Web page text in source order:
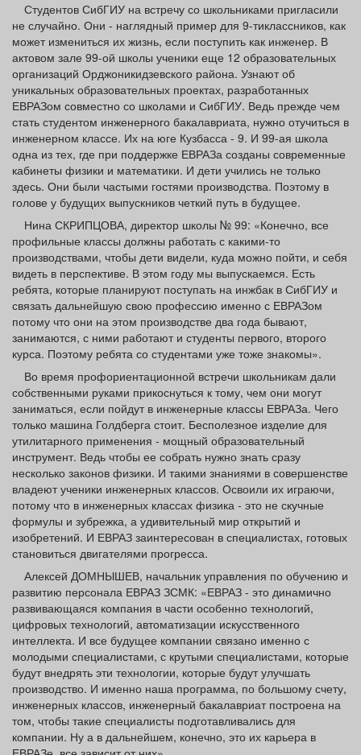
Студентов СибГИУ на встречу со школьниками пригласили
не случайно. Они - наглядный пример для 9-тиклассников, как
может измениться их жизнь, если поступить как инженер. В
актовом зале 99-ой школы ученики еще 12 образовательных
организаций Орджоникидзевского района. Узнают об
уникальных образовательных проектах, разработанных
ЕВРАЗом совместно со школами и СибГИУ. Ведь прежде чем
стать студентом инженерного бакалавриата, нужно отучиться в
инженерном классе. Их на юге Кузбасса - 9. И 99-ая школа
одна из тех, где при поддержке ЕВРАЗа созданы современные
кабинеты физики и математики. И дети учились не только
здесь. Они были частыми гостями производства. Поэтому в
голове у будущих выпускников четкий путь в будущее.
Нина СКРИПЦОВА, директор школы № 99: «Конечно, все
профильные классы должны работать с какими-то
производствами, чтобы дети видели, куда можно пойти, и себя
видеть в перспективе. В этом году мы выпускаемся. Есть
ребята, которые планируют поступать на инжбак в СибГИУ и
связать дальнейшую свою профессию именно с ЕВРАЗом
потому что они на этом производстве два года бывают,
занимаются, с ними работают и студенты первого, второго
курса. Поэтому ребята со студентами уже тоже знакомы».
Во время профориентационной встречи школьникам дали
собственными руками прикоснуться к тому, чем они могут
заниматься, если пойдут в инженерные классы ЕВРАЗа. Чего
только машина Голдберга стоит. Бесполезное изделие для
утилитарного применения - мощный образовательный
инструмент. Ведь чтобы ее собрать нужно знать сразу
несколько законов физики. И такими знаниями в совершенстве
владеют ученики инженерных классов. Освоили их играючи,
потому что в инженерных классах физика - это не скучные
формулы и зубрежка, а удивительный мир открытий и
изобретений. И ЕВРАЗ заинтересован в специалистах, готовых
становиться двигателями прогресса.
Алексей ДОМНЫШЕВ, начальник управления по обучению и
развитию персонала ЕВРАЗ ЗСМК: «ЕВРАЗ - это динамично
развивающаяся компания в части особенно технологий,
цифровых технологий, автоматизации искусственного
интеллекта. И все будущее компании связано именно с
молодыми специалистами, с крутыми специалистами, которые
будут внедрять эти технологии, которые будут улучшать
производство. И именно наша программа, по большому счету,
инженерных классов, инженерный бакалавриат построена на
том, чтобы такие специалисты подготавливались для
компании. Ну а в дальнейшем, конечно, это их карьера в